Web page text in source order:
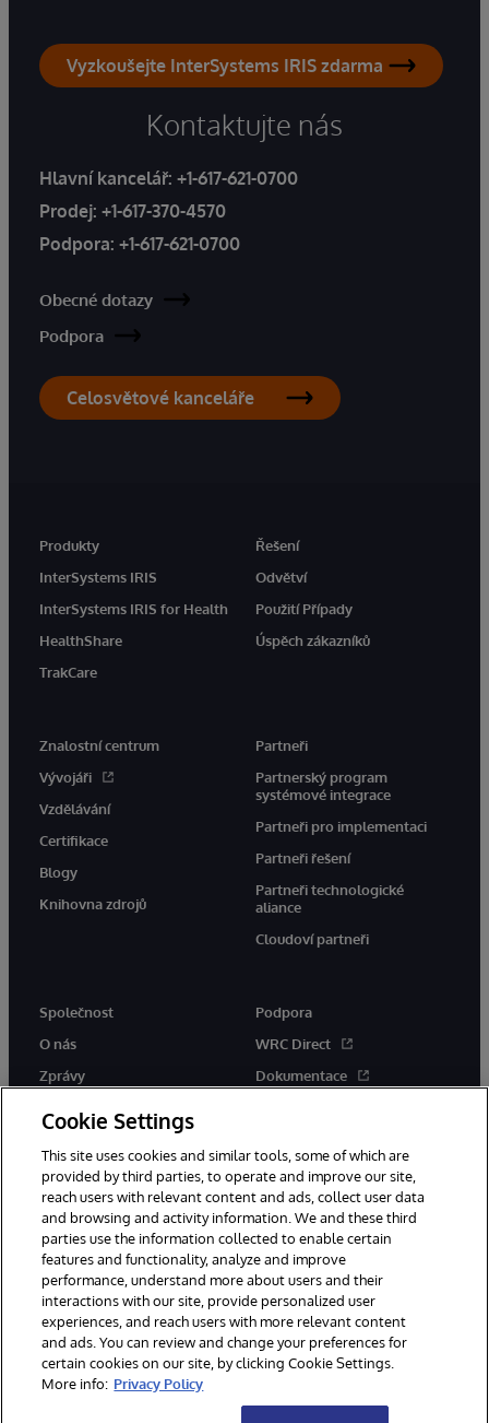
Vyzkoušejte InterSystems IRIS zdarma
Kontaktujte nás
Hlavní kancelář: +1-617-621-0700
Prodej: +1-617-370-4570
Podpora: +1-617-621-0700
Obecné dotazy
Podpora
Celosvětové kanceláře
Produkty
InterSystems IRIS
InterSystems IRIS for Health
HealthShare
TrakCare
Řešení
Odvětví
Použití Případy
Úspěch zákazníků
Znalostní centrum
Vývojáři
Vzdělávání
Certifikace
Blogy
Knihovna zdrojů
Partneři
Partnerský program
systémové integrace
Partneři pro implementaci
Partneři řešení
Partneři technologické
aliance
Cloudoví partneři
Společnost
O nás
Zprávy
Podpora
WRC Direct
Dokumentace
© 1996-2026 InterSystems Corporation, Boston, MA. Všechna práva
vyhrazena.
Oznámení/podmínky a pravidla
Prohlášení o ochraně osobních údajů
Záruka Přístupnost
Cookie Settings
This site uses cookies and similar tools, some of which are
provided by third parties, to operate and improve our site,
reach users with relevant content and ads, collect user data
and browsing and activity information. We and these third
parties use the information collected to enable certain
features and functionality, analyze and improve
performance, understand more about users and their
interactions with our site, provide personalized user
experiences, and reach users with more relevant content
and ads. You can review and change your preferences for
certain cookies on our site, by clicking Cookie Settings.
More info: Privacy Policy